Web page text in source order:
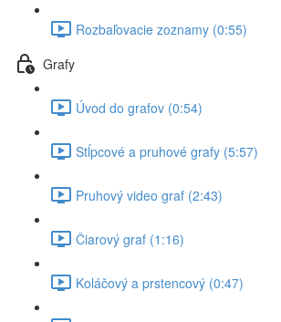
Rozbaľovacie zoznamy (0:55)
Grafy
Úvod do grafov (0:54)
Stĺpcové a pruhové grafy (5:57)
Pruhový video graf (2:43)
Čiarový graf (1:16)
Koláčový a prstencový (0:47)